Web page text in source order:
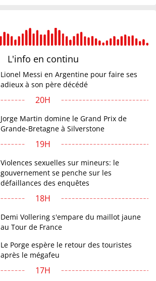
L'info en continu
Lionel Messi en Argentine pour faire ses
adieux à son père décédé
20H
Jorge Martin domine le Grand Prix de
Grande-Bretagne à Silverstone
19H
Violences sexuelles sur mineurs: le
gouvernement se penche sur les
défaillances des enquêtes
18H
Demi Vollering s'empare du maillot jaune
au Tour de France
Le Porge espère le retour des touristes
après le mégafeu
17H